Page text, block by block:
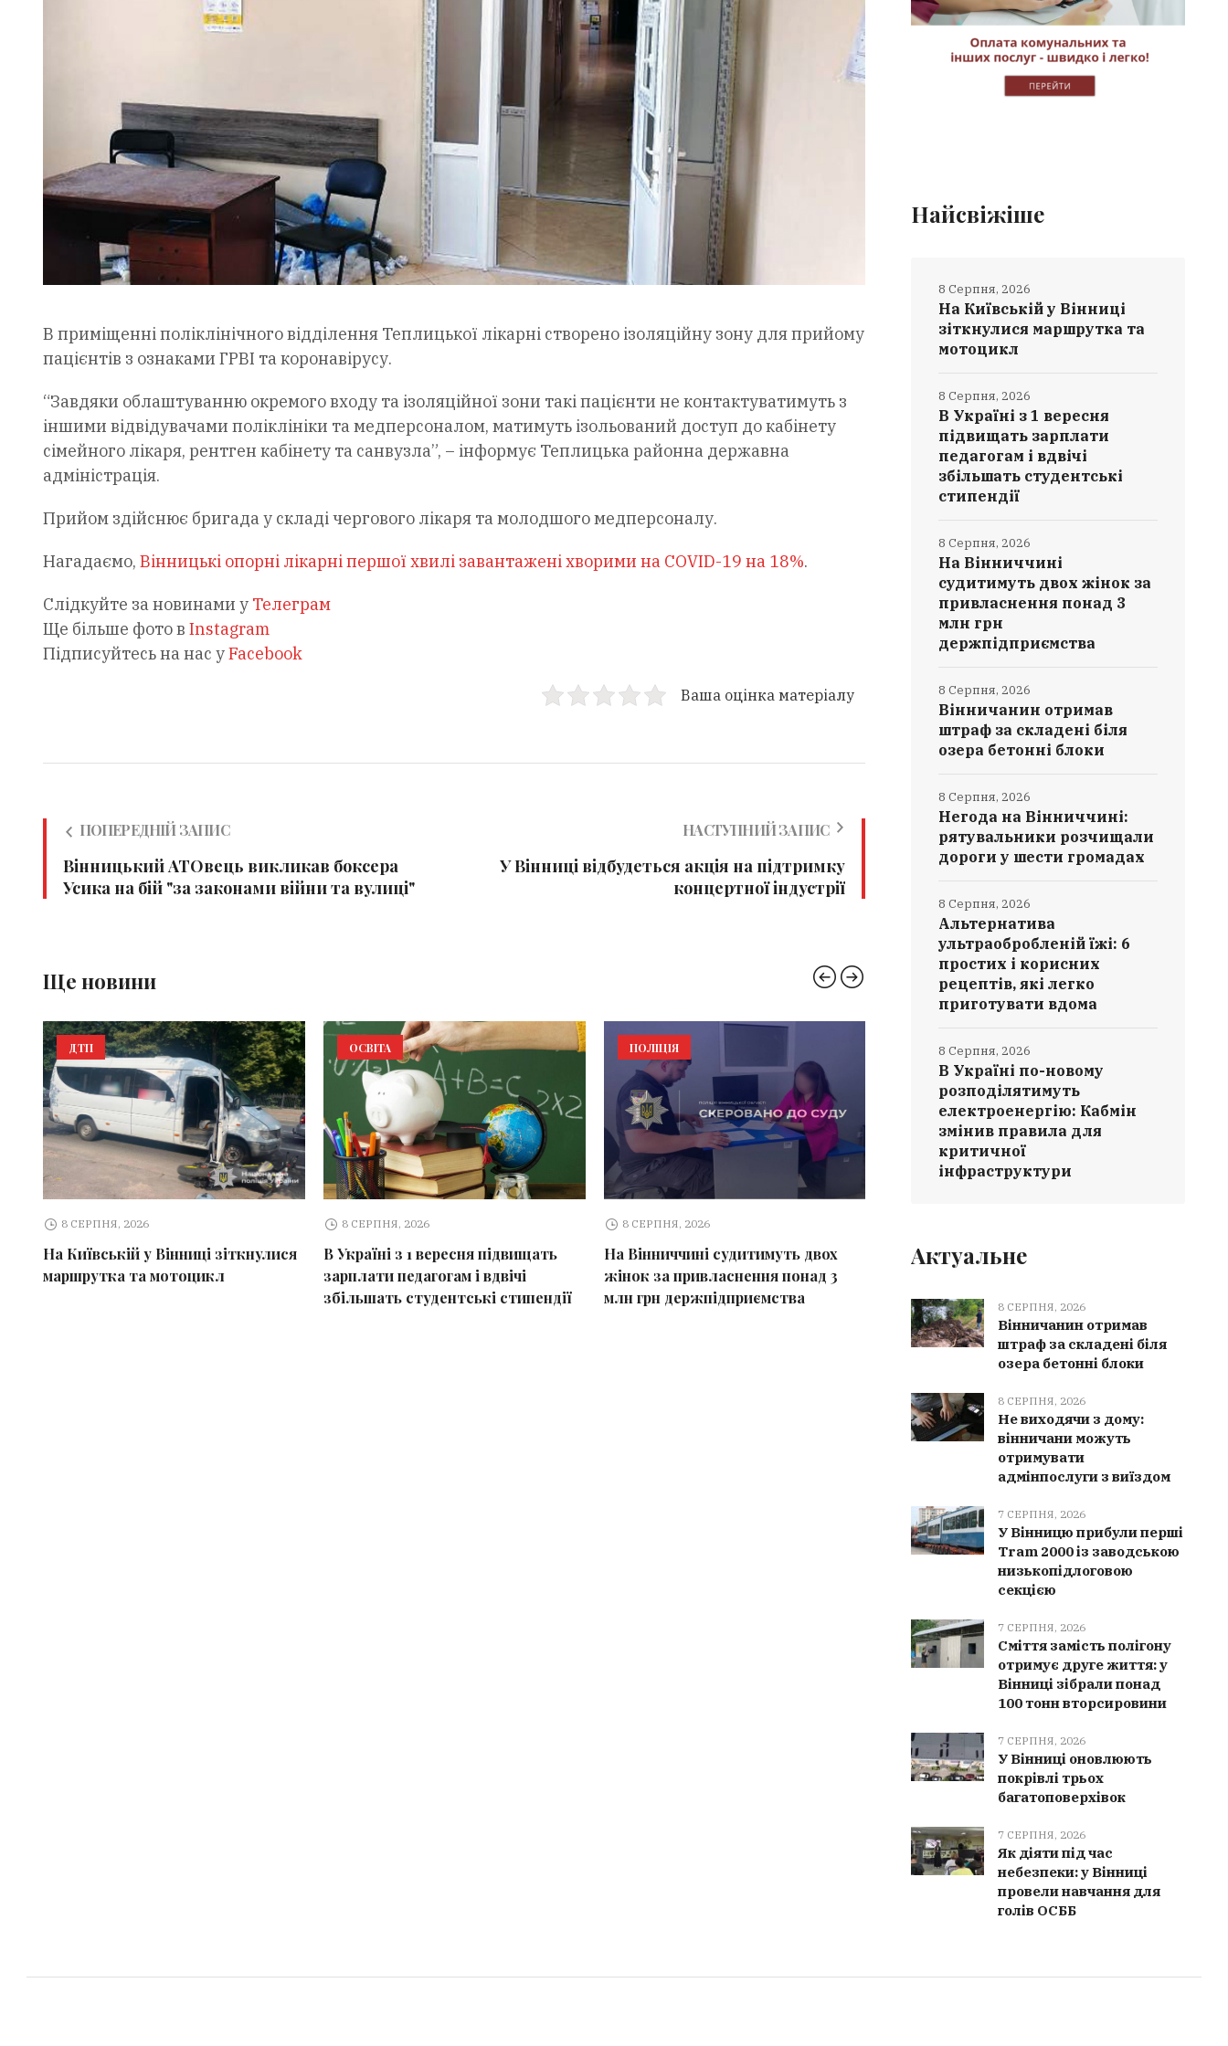
В приміщенні поліклінічного відділення Теплицької лікарні створено ізоляційну зону для прийому
пацієнтів з ознаками ГРВІ та коронавірусу.
“Завдяки облаштуванню окремого входу та ізоляційної зони такі пацієнти не контактуватимуть з
іншими відвідувачами поліклініки та медперсоналом, матимуть ізольований доступ до кабінету
сімейного лікаря, рентген кабінету та санвузла”, – інформує Теплицька районна державна
адміністрація.
Прийом здійснює бригада у складі чергового лікаря та молодшого медперсоналу.
Нагадаємо, Вінницькі опорні лікарні першої хвилі завантажені хворими на COVID-19 на 18%.
Слідкуйте за новинами у Телеграм
Ще більше фото в Instagram
Підписуйтесь на нас уFacebook
Ваша оцінка матеріалу
ПОПЕРЕДНІЙ ЗАПИС
Вінницький АТОвець викликав боксера
Усика на бій "за законами війни та вулиці"
НАСТУПНИЙ ЗАПИС
У Вінниці відбудеться акція на підтримку
концертної індустрії
Ще новини
ДТП
8 СЕРПНЯ, 2026
На Київській у Вінниці зіткнулися
маршрутка та мотоцикл
ОСВІТА
8 СЕРПНЯ, 2026
В Україні з 1 вересня підвищать
зарплати педагогам і вдвічі
збільшать студентські стипендії
ПОЛІЦІЯ
8 СЕРПНЯ, 2026
На Вінниччині судитимуть двох
жінок за привласнення понад 3
млн грн держпідприємства
НОВИНИ ВІННИЦІ
Вінничанин отримав штраф за
Найсвіжіше
На Київській у Вінниці
зіткнулися маршрутка та
мотоцикл
8 Серпня, 2026
В Україні з 1 вересня
підвищать зарплати
педагогам і вдвічі
збільшать студентські
стипендії
8 Серпня, 2026
На Вінниччині
судитимуть двох жінок за
привласнення понад 3
млн грн
держпідприємства
8 Серпня, 2026
Вінничанин отримав
штраф за складені біля
озера бетонні блоки
8 Серпня, 2026
Негода на Вінниччині:
рятувальники розчищали
дороги у шести громадах
8 Серпня, 2026
Альтернатива
ультраобробленій їжі: 6
простих і корисних
рецептів, які легко
приготувати вдома
8 Серпня, 2026
В Україні по-новому
розподілятимуть
електроенергію: Кабмін
змінив правила для
критичної
інфраструктури
8 Серпня, 2026
Актуальне
8 СЕРПНЯ, 2026
Вінничанин отримав
штраф за складені біля
озера бетонні блоки
8 СЕРПНЯ, 2026
Не виходячи з дому:
вінничани можуть
отримувати
адмінпослуги з виїздом
7 СЕРПНЯ, 2026
У Вінницю прибули перші
Tram 2000 із заводською
низькопідлоговою
секцією
7 СЕРПНЯ, 2026
Сміття замість полігону
отримує друге життя: у
Вінниці зібрали понад
100 тонн вторсировини
7 СЕРПНЯ, 2026
У Вінниці оновлюють
покрівлі трьох
багатоповерхівок
7 СЕРПНЯ, 2026
Як діяти під час
небезпеки: у Вінниці
провели навчання для
голів ОСББ